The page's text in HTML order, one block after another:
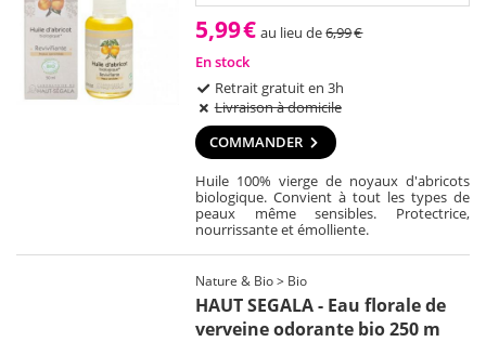
5,99€ au lieu de6,99€
En stock
Retrait gratuit en 3h
Livraison à domicile
COMMANDER
Huile 100% vierge de noyaux d'abricots
biologique. Convient à tout les types de
peaux même sensibles. Protectrice,
nourrissante et émolliente.
Nature & Bio > Bio
HAUT SEGALA - Eau florale de
verveine odorante bio 250 m